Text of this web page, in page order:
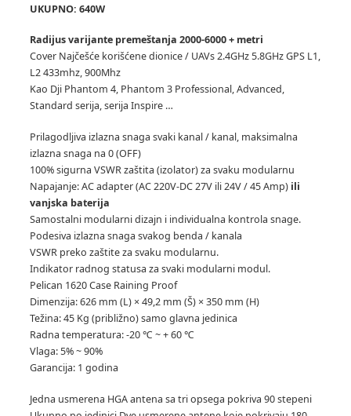
UKUPNO: 640W
Radijus varijante premeštanja 2000-6000 + metri
Cover Najčešće korišćene dionice / UAVs 2.4GHz 5.8GHz GPS L1,
L2 433mhz, 900Mhz
Kao Dji Phantom 4, Phantom 3 Professional, Advanced,
Standard serija, serija Inspire …
Prilagodljiva izlazna snaga svaki kanal / kanal, maksimalna
izlazna snaga na 0 (OFF)
100% sigurna VSWR zaštita (izolator) za svaku modularnu
Napajanje: AC adapter (AC 220V-DC 27V ili 24V / 45 Amp) ili
vanjska baterija
Samostalni modularni dizajn i individualna kontrola snage.
Podesiva izlazna snaga svakog benda / kanala
VSWR preko zaštite za svaku modularnu.
Indikator radnog statusa za svaki modularni modul.
Pelican 1620 Case Raining Proof
Dimenzija: 626 mm (L) × 49,2 mm (Š) × 350 mm (H)
Težina: 45 Kg (približno) samo glavna jedinica
Radna temperatura: -20 ℃ ~ + 60 ℃
Vlaga: 5% ~ 90%
Garancija: 1 godina
Jedna usmerena HGA antena sa tri opsega pokriva 90 stepeni